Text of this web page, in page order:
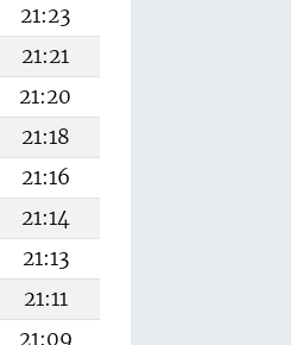
21:23
21:21
21:20
21:18
21:16
21:14
21:13
21:11
21:09